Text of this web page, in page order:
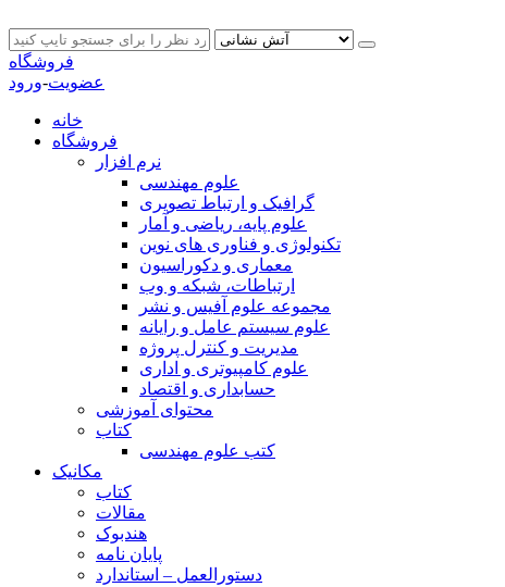
فروشگاه
عضویت-ورود
خانه
فروشگاه
نرم افزار
علوم مهندسی
گرافیک و ارتباط تصویری
علوم پایه، ریاضی و آمار
تکنولوژی و فناوری های نوین
معماری و دکوراسیون
ارتباطات، شبکه و وب
مجموعه علوم آفیس و نشر
علوم سیستم عامل و رایانه
مدیریت و کنترل پروژه
علوم کامپیوتری و اداری
حسابداری و اقتصاد
محتوای آموزشی
کتاب
کتب علوم مهندسی
مکانیک
کتاب
مقالات
هندبوک
پایان نامه
دستورالعمل – استاندارد